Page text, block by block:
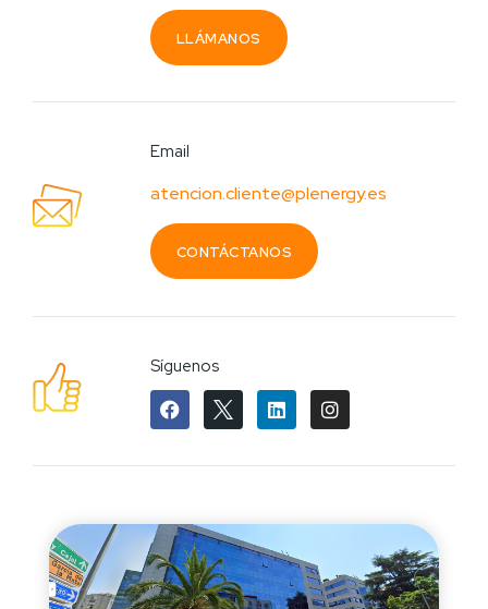
LLÁMANOS
Email
atencion.cliente@plenergy.es
CONTÁCTANOS
Síguenos